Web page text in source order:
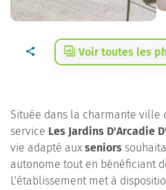
Voir toutes les
Située dans la charmante ville
service Les Jardins D'Arcadie
vie adapté aux seniors
autonome tout en bénéficiant
L'établissement met à